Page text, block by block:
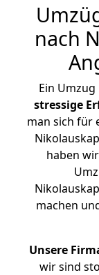
nach
Ein
stressige
man sich für
haben
machen
Unsere
wir sind